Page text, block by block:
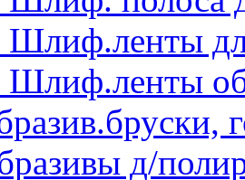
Шлиф.ленты
Шлиф.ленты
д/